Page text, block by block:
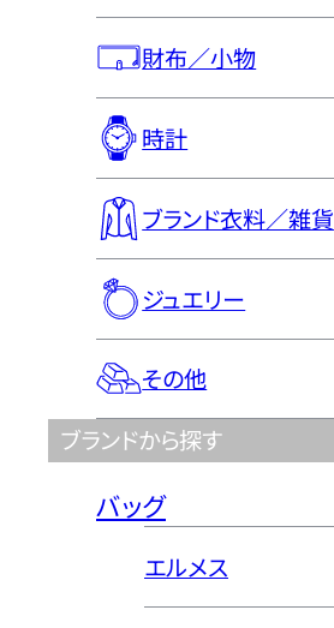
財布／小物
時計
ブランド衣料／雑貨
ジュエリー
その他
ブランドから探す
バッグ
エルメス